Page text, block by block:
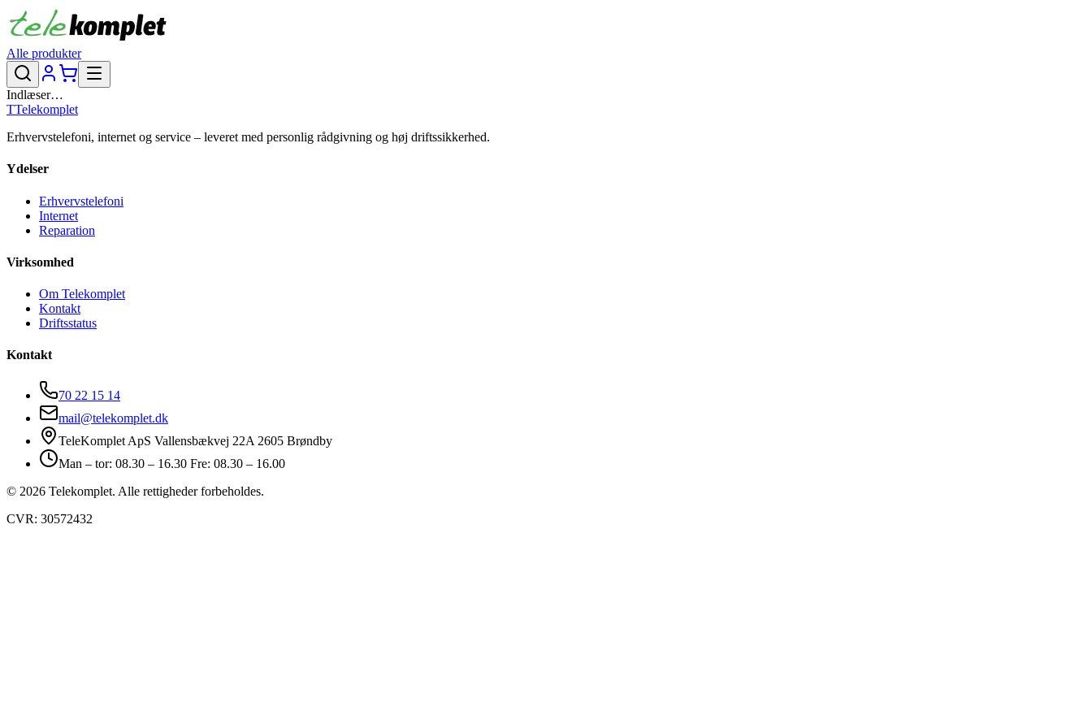
Alle produkter
Indlæser…
TTelekomplet
Erhvervstelefoni, internet og service – leveret med personlig rådgivning og høj driftssikkerhed.
Ydelser
Erhvervstelefoni
Internet
Reparation
Virksomhed
Om Telekomplet
Kontakt
Driftsstatus
Kontakt
70 22 15 14
mail@telekomplet.dk
TeleKomplet ApS Vallensbækvej 22A 2605 Brøndby
Man – tor: 08.30 – 16.30 Fre: 08.30 – 16.00
© 2026 Telekomplet. Alle rettigheder forbeholdes.
CVR: 30572432